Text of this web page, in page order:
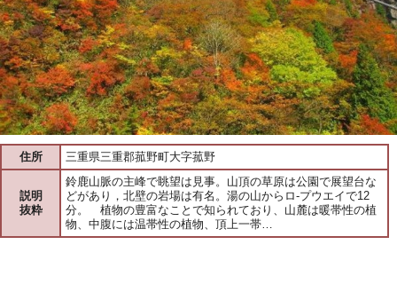
住所 三重県三重郡菰野町大字菰野
説明
抜粋
鈴鹿山脈の主峰で眺望は見事。山頂の草原は公園で展望台な
どがあり，北壁の岩場は有名。湯の山からロ-プウエイで12
分。 植物の豊富なことで知られており、山麓は暖帯性の植
物、中腹には温帯性の植物、頂上一帯…